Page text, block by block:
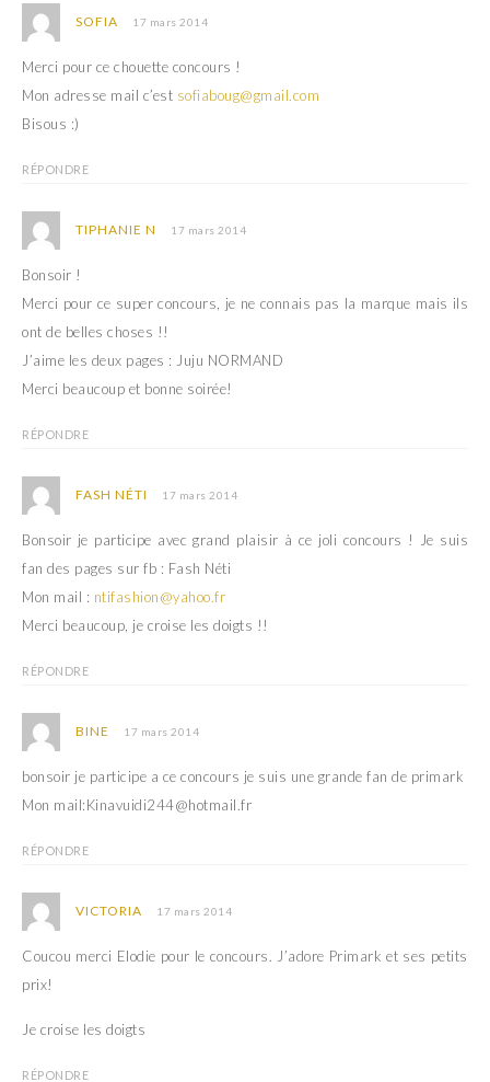
SOFIA 17 mars 2014
Merci pour ce chouette concours !
Mon adresse mail c’est sofiaboug@gmail.com
Bisous :)
RÉPONDRE
TIPHANIE N 17 mars 2014
Bonsoir !
Merci pour ce super concours, je ne connais pas la marque mais ils
ont de belles choses !!
J’aime les deux pages : Juju NORMAND
Merci beaucoup et bonne soirée!
RÉPONDRE
FASH NÉTI 17 mars 2014
Bonsoir je participe avec grand plaisir à ce joli concours ! Je suis
fan des pages sur fb : Fash Néti
Mon mail : ntifashion@yahoo.fr
Merci beaucoup, je croise les doigts !!
RÉPONDRE
BINE 17 mars 2014
bonsoir je participe a ce concours je suis une grande fan de primark
Mon mail:Kinavuidi244@hotmail.fr
RÉPONDRE
VICTORIA 17 mars 2014
Coucou merci Elodie pour le concours. J’adore Primark et ses petits
prix!
Je croise les doigts
RÉPONDRE